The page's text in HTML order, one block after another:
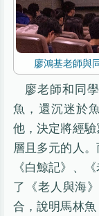
廖鴻基老師與
廖老師和同
魚，還沉迷於
他，決定將經
層且多元的人
《白鯨記》、
了《老人與海
合，說明馬林